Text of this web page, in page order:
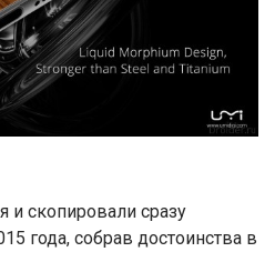
и скопировали сразу
года, собрав достоинства в